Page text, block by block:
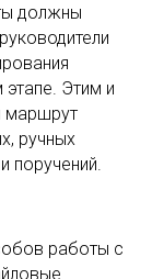
должны
Этим и
маршрут
ручных
поручений.
работы с